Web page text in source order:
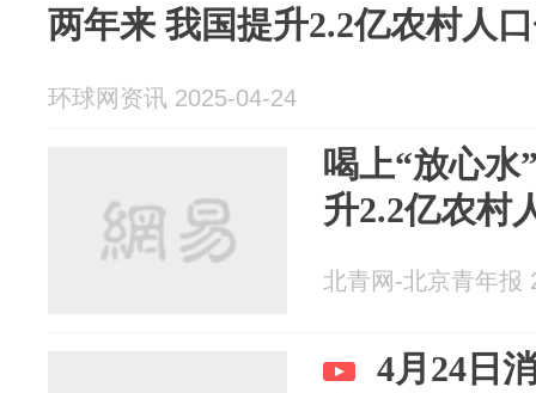
两年来 我国提升2.2亿农村人
环球网资讯 2025-04-24
喝上“放心水
升2.2亿农村
北青网-北京青年报
4月24日